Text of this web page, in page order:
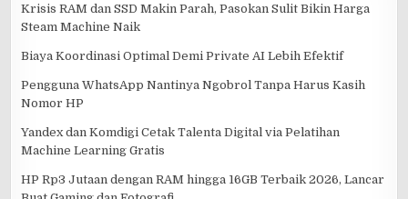
Krisis RAM dan SSD Makin Parah, Pasokan Sulit Bikin Harga
Steam Machine Naik
Biaya Koordinasi Optimal Demi Private AI Lebih Efektif
Pengguna WhatsApp Nantinya Ngobrol Tanpa Harus Kasih
Nomor HP
Yandex dan Komdigi Cetak Talenta Digital via Pelatihan
Machine Learning Gratis
HP Rp3 Jutaan dengan RAM hingga 16GB Terbaik 2026, Lancar